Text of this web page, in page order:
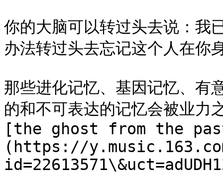
你的大脑可以转过头去说：我
办法转过头去忘记这个人在你
那些进化记忆、基因记忆、有
的和不可表达的记忆会被业
[the ghost from the
(https://